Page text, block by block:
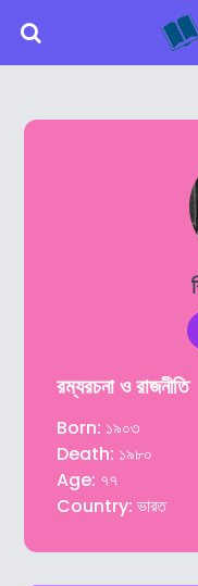
রম্যরচনা ও রাজনীতি
Born: ১৯০৩
Death: ১৯৮০
Age: ৭৭
Country: ভারত